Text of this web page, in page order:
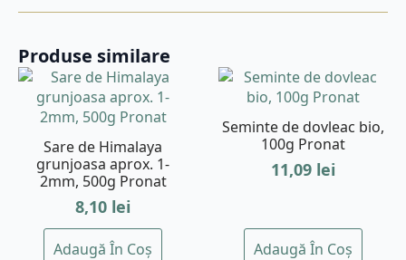
Produse similare
Sare de Himalaya
grunjoasa aprox. 1-
2mm, 500g Pronat
8,10 lei
Adaugă În Coș
Seminte de dovleac bio,
100g Pronat
11,09 lei
Adaugă În Coș